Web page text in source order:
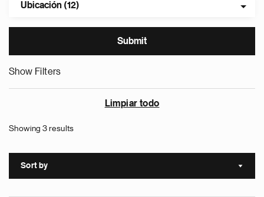
Ubicación (12)
Show Filters
Limpiar todo
Showing 3 results
Sort by Sort